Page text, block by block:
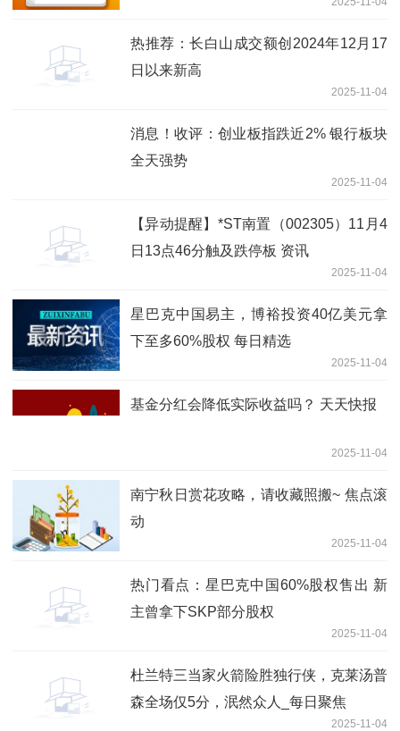
热推荐：长白山成交额创2024年12月17
日以来新高
2025-11-04
消息！收评：创业板指跌近2% 银行板块
全天强势
2025-11-04
【异动提醒】*ST南置（002305）11月4
日13点46分触及跌停板 资讯
2025-11-04
星巴克中国易主，博裕投资40亿美元拿
下至多60%股权 每日精选
2025-11-04
基金分红会降低实际收益吗？ 天天快报
2025-11-04
南宁秋日赏花攻略，请收藏照搬~ 焦点滚
动
2025-11-04
热门看点：星巴克中国60%股权售出 新
主曾拿下SKP部分股权
2025-11-04
杜兰特三当家火箭险胜独行侠，克莱汤普
森全场仅5分，泯然众人_每日聚焦
2025-11-04